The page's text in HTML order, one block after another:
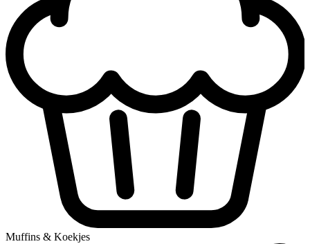
Muffins & Koekjes